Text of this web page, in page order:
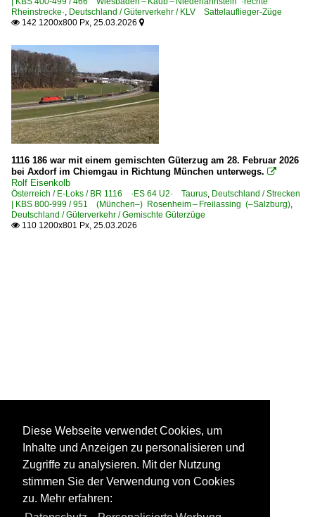
Rheinstrecke·, Deutschland / Güterverkehr / KLV Sattelauflieger-Züge
 142 1200x800 Px, 25.03.2026 
1116 186 war mit einem gemischten Güterzug am 28. Februar 2026
bei Axdorf im Chiemgau in Richtung München unterwegs. 
Rolf Eisenkolb
Österreich / E-Loks / BR 1116 ·ES 64 U2· Taurus, Deutschland / Strecken
| KBS 800-999 / 951 (München–) Rosenheim – Freilassing (–Salzburg),
Deutschland / Güterverkehr / Gemischte Güterzüge
 110 1200x801 Px, 25.03.2026
Diese Webseite verwendet Cookies, um
Inhalte und Anzeigen zu personalisieren und
Zugriffe zu analysieren. Mit der Nutzung
stimmen Sie der Verwendung von Cookies
zu. Mehr erfahren: